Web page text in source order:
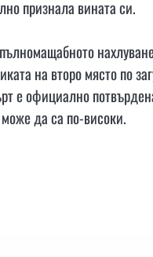
признала вината си.
на второ място по
е официално
да са по-високи.